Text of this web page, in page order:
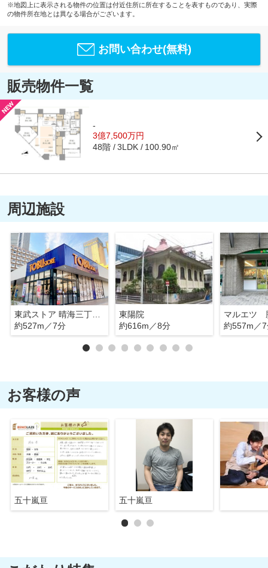
※地図上に表示される物件の位置は付近住所に所在することを表すものであり、実際
の物件所在地とは異なる場合がございます。
お問い合わせ(無料)
販売物件一覧
-
3億7,500万円
48階 3LDK 100.90㎡
周辺施設
東武ストア 晴海三丁目店
約527m／7分
東陽院
約616m／8分
約557m／
お客様の声
五十嵐亘 五十嵐亘